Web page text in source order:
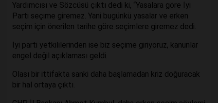
Yardımcısı ve Sözcüsü çıktı dedi ki, “Yasalara göre İyi
Parti seçime giremez. Yani bugünkü yasalar ve erken
seçim için önerilen tarihe göre seçimlere giremez dedi.
İyi parti yetkililerinden ise biz seçime giriyoruz, kanunlar
engel değil açıklaması geldi.
Olası bir ittifakta sanki daha başlamadan kriz doğuracak
bir hal ortaya çıktı.